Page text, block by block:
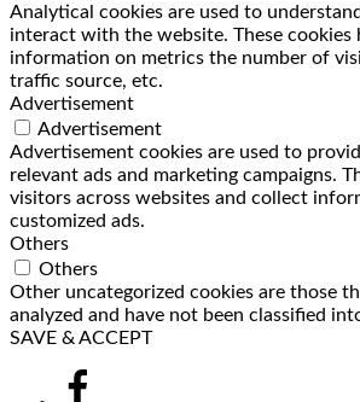
Analytical cookies are used to
interact with the website. These cookies
information on metrics the number of
traffic source, etc.
Advertisement
Advertisement
Advertisement cookies are used to
relevant ads and marketing campaigns.
visitors across websites and collect
customized ads.
Others
Others
Other uncategorized cookies are those
analyzed and have not been classified
SAVE & ACCEPT